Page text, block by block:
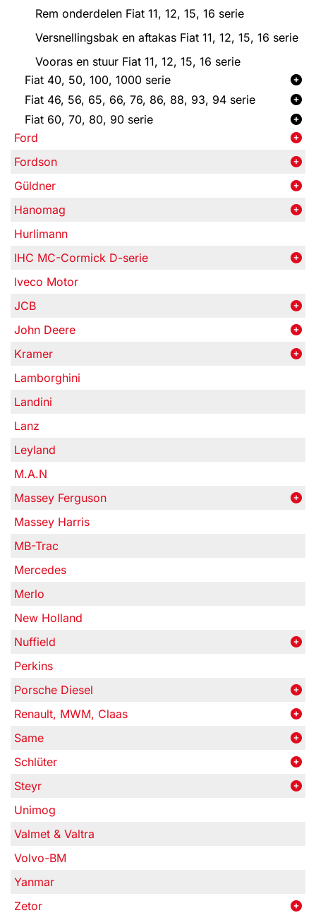
Rem onderdelen Fiat 11, 12, 15, 16 serie
Versnellingsbak en aftakas Fiat 11, 12, 15, 16 serie
Vooras en stuur Fiat 11, 12, 15, 16 serie
Fiat 40, 50, 100, 1000 serie
Fiat 46, 56, 65, 66, 76, 86, 88, 93, 94 serie
Fiat 60, 70, 80, 90 serie
Ford
Fordson
Güldner
Hanomag
Hurlimann
IHC MC-Cormick D-serie
Iveco Motor
JCB
John Deere
Kramer
Lamborghini
Landini
Lanz
Leyland
M.A.N
Massey Ferguson
Massey Harris
MB-Trac
Mercedes
Merlo
New Holland
Nuffield
Perkins
Porsche Diesel
Renault, MWM, Claas
Same
Schlüter
Steyr
Unimog
Valmet & Valtra
Volvo-BM
Yanmar
Zetor